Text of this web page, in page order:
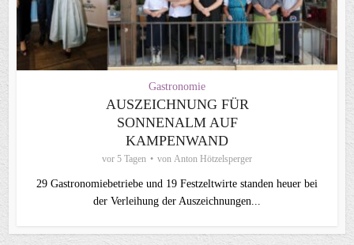
Gastronomie
AUSZEICHNUNG FÜR
SONNENALM AUF
KAMPENWAND
vor 5 Tagen von Anton Hötzelsperger
29 Gastronomiebetriebe und 19 Festzeltwirte standen heuer bei
der Verleihung der Auszeichnungen...